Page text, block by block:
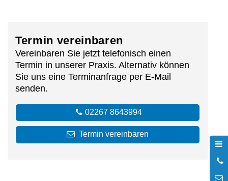
Termin vereinbaren
Vereinbaren Sie jetzt telefonisch einen
Termin in unserer Praxis. Alternativ können
Sie uns eine Terminanfrage per E-Mail
senden.
02267 8643994
Termin vereinbaren